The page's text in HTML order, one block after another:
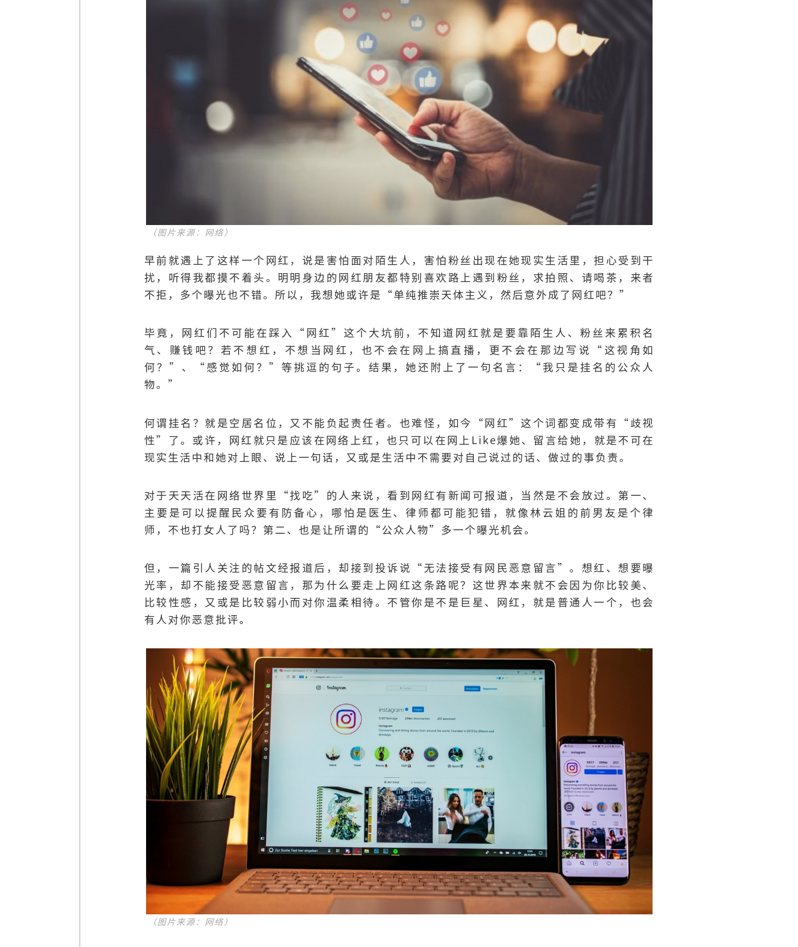
（图片来源：网络）
早前就遇上了这样一个网红，说是害怕面对陌生人，害怕粉丝出现在她现实生活里，担心受到干
扰，听得我都摸不着头。明明身边的网红朋友都特别喜欢路上遇到粉丝，求拍照、请喝茶，来者
不拒，多个曝光也不错。所以，我想她或许是“单纯推崇天体主义，然后意外成了网红吧？”
毕竟，网红们不可能在踩入“网红”这个大坑前，不知道网红就是要靠陌生人、粉丝来累积名
气、赚钱吧？若不想红，不想当网红，也不会在网上搞直播，更不会在那边写说“这视角如
何？”、“感觉如何？”等挑逗的句子。结果，她还附上了一句名言：“我只是挂名的公众人
物。”
何谓挂名？就是空居名位，又不能负起责任者。也难怪，如今“网红”这个词都变成带有“歧视
性”了。或许，网红就只是应该在网络上红，也只可以在网上Like爆她、留言给她，就是不可在
现实生活中和她对上眼、说上一句话，又或是生活中不需要对自己说过的话、做过的事负责。
对于天天活在网络世界里“找吃”的人来说，看到网红有新闻可报道，当然是不会放过。第一、
主要是可以提醒民众要有防备心，哪怕是医生、律师都可能犯错，就像林云姐的前男友是个律
师，不也打女人了吗？第二、也是让所谓的“公众人物”多一个曝光机会。
但，一篇引人关注的帖文经报道后，却接到投诉说“无法接受有网民恶意留言”。想红、想要曝
光率，却不能接受恶意留言，那为什么要走上网红这条路呢？这世界本来就不会因为你比较美、
比较性感，又或是比较弱小而对你温柔相待。不管你是不是巨星、网红，就是普通人一个，也会
有人对你恶意批评。
（图片来源：网络）